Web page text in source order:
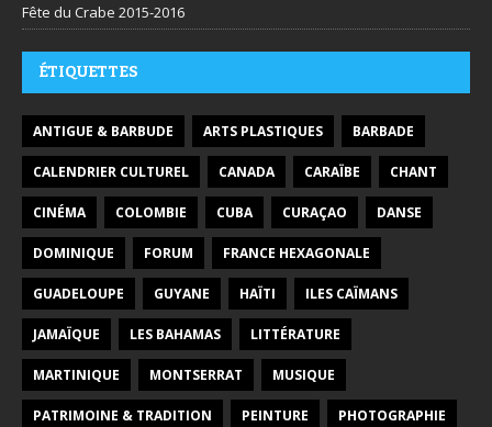
Fête du Crabe 2015-2016
ÉTIQUETTES
ANTIGUE & BARBUDE ARTS PLASTIQUES BARBADE
CALENDRIER CULTUREL CANADA CARAÏBE CHANT
CINÉMA COLOMBIE CUBA CURAÇAO DANSE
DOMINIQUE FORUM FRANCE HEXAGONALE
GUADELOUPE GUYANE HAÏTI ILES CAÏMANS
JAMAÏQUE LES BAHAMAS LITTÉRATURE
MARTINIQUE MONTSERRAT MUSIQUE
PATRIMOINE & TRADITION PEINTURE PHOTOGRAPHIE